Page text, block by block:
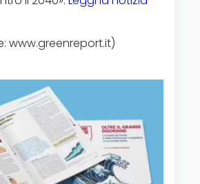
www.greenreport.it)